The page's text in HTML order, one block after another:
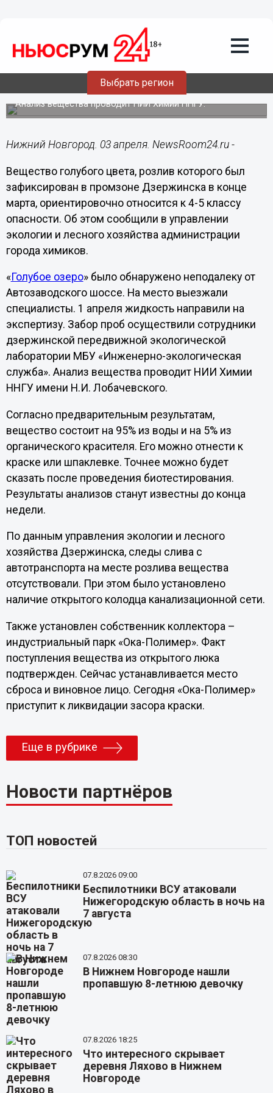
Выбрать регион
03.04.201915:25
Выяснилось происхождение «голубого
озера» в промзоне Дзержинска
Анализ вещества проводит НИИ Химии ННГУ.
Нижний Новгород. 03 апреля. NewsRoom24.ru -
Вещество голубого цвета, розлив которого был
зафиксирован в промзоне Дзержинска в конце
марта, ориентировочно относится к 4-5 классу
опасности. Об этом сообщили в управлении
экологии и лесного хозяйства администрации
города химиков.
«Голубое озеро» было обнаружено неподалеку от
Автозаводского шоссе. На место выезжали
специалисты. 1 апреля жидкость направили на
экспертизу. Забор проб осуществили сотрудники
дзержинской передвижной экологической
лаборатории МБУ «Инженерно-экологическая
служба». Анализ вещества проводит НИИ Химии
ННГУ имени Н.И. Лобачевского.
Согласно предварительным результатам,
вещество состоит на 95% из воды и на 5% из
органического красителя. Его можно отнести к
краске или шпаклевке. Точнее можно будет
сказать после проведения биотестирования.
Результаты анализов станут известны до конца
недели.
По данным управления экологии и лесного
хозяйства Дзержинска, следы слива с
автотранспорта на месте розлива вещества
отсутствовали. При этом было установлено
наличие открытого колодца канализационной сети.
Также установлен собственник коллектора –
индустриальный парк «Ока-Полимер». Факт
поступления вещества из открытого люка
подтвержден. Сейчас устанавливается место
сброса и виновное лицо. Сегодня «Ока-Полимер»
приступит к ликвидации засора краски.
Еще в рубрике
Новости партнёров
ТОП новостей
07.8.2026 09:00
Беспилотники ВСУ атаковали
Нижегородскую область в ночь на
7 августа
07.8.2026 08:30
В Нижнем Новгороде нашли
пропавшую 8-летнюю девочку
07.8.2026 18:25
Что интересного скрывает
деревня Ляхово в Нижнем
Новгороде